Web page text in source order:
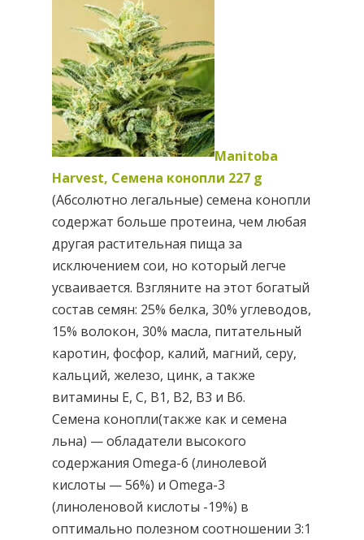
Manitoba
Harvest, Семена конопли 227 g
(Абсолютно легальные) семена конопли
содержат больше протеина, чем любая
другая растительная пища за
исключением сои, но который легче
усваивается. Взгляните на этот богатый
состав семян: 25% белка, 30% углеводов,
15% волокон, 30% масла, питательный
каротин, фосфор, калий, магний, серу,
кальций, железо, цинк, а также
витамины E, C, B1, B2, B3 и B6.
Семена конопли(также как и семена
льна) — обладатели высокого
содержания Omega-6 (линолевой
кислоты — 56%) и Omega-3
(линоленовой кислоты -19%) в
оптимально полезном соотношении 3:1